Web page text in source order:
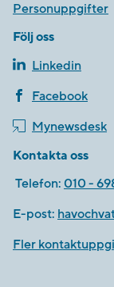
Personuppgifter
Följ oss
Linkedin
Facebook
Mynewsdesk
Kontakta oss
Telefon: 010 -
E-post:
Fler